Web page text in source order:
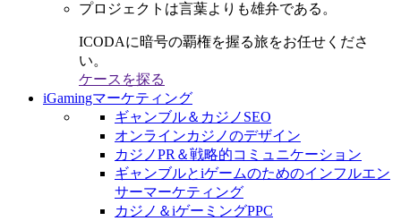
プロジェクトは言葉よりも雄弁である。
ICODAに暗号の覇権を握る旅をお任せくださ
い。
ケースを探る
iGamingマーケティング
ギャンブル＆カジノSEO
オンラインカジノのデザイン
カジノPR＆戦略的コミュニケーション
ギャンブルとiゲームのためのインフルエン
サーマーケティング
カジノ＆iゲーミングPPC